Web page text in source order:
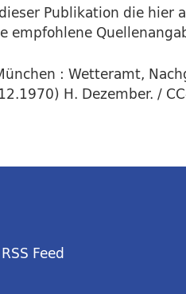
Publikation die hier
empfohlene
: Wetteramt,
H. Dezember. /
RSS Feed